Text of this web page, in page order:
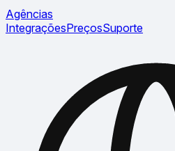
Agências
IntegraçõesPreçosSuporte